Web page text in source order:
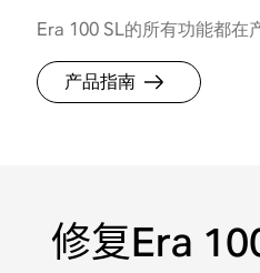
Era 100 SL的所有功能都在
产品指南
修复Era